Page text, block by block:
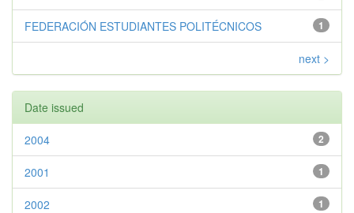
1
FEDERACIÓN ESTUDIANTES POLITÉCNICOS
next >
Date issued
2
2004
1
2001
1
2002